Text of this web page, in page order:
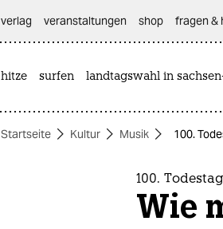
themen
verlag
veranstaltungen shop fragen &
hitze surfen landtagswahl in
Startseite Kultur Musik 100.
100.
Wie